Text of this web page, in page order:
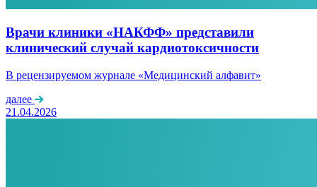
Врачи клиники «НАКФФ» представили
клинический случай кардиотоксичности
В рецензируемом журнале «Медицинский алфавит»
далее
21.04.2026